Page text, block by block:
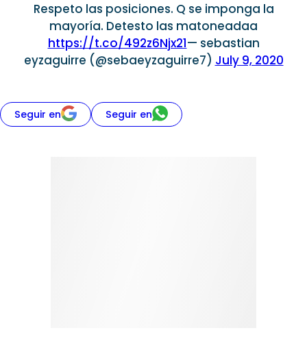
Respeto las posiciones. Q se imponga la
mayoría. Detesto las matoneadaa
https://t.co/492z6Njx21— sebastian
eyzaguirre (@sebaeyzaguirre7) July 9, 2020
Seguir en Seguir en